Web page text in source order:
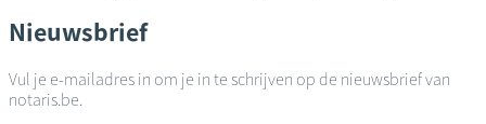
Nieuwsbrief
Vul je e-mailadres in om je in te schrijven op de nieuwsbrief van
notaris.be.